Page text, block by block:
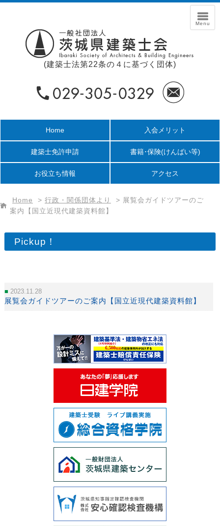
(建築士法第22条の４に基づく団体)
Home 入会メリット
建築士免許申請 書籍･保険(けんばい等)
お役立ち情報 アクセス
Home > 行政・関係団体より > 展覧会ガイドツアーのご
案内【国立近現代建築資料館】
Pickup！
2023.11.28
展覧会ガイドツアーのご案内【国立近現代建築資料館】